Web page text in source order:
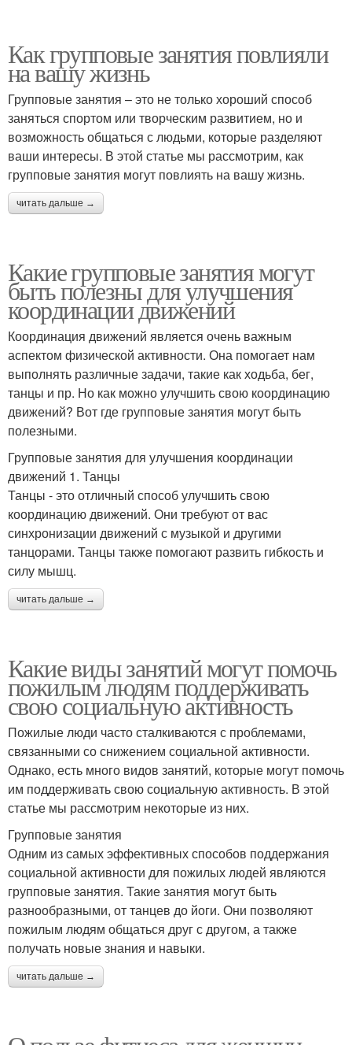
Как групповые занятия повлияли
на вашу жизнь
Групповые занятия – это не только хороший способ
заняться спортом или творческим развитием, но и
возможность общаться с людьми, которые разделяют
ваши интересы. В этой статье мы рассмотрим, как
групповые занятия могут повлиять на вашу жизнь.
читать дальше →
Какие групповые занятия могут
быть полезны для улучшения
координации движений
Координация движений является очень важным
аспектом физической активности. Она помогает нам
выполнять различные задачи, такие как ходьба, бег,
танцы и пр. Но как можно улучшить свою координацию
движений? Вот где групповые занятия могут быть
полезными.
Групповые занятия для улучшения координации
движений 1. Танцы
Танцы - это отличный способ улучшить свою
координацию движений. Они требуют от вас
синхронизации движений с музыкой и другими
танцорами. Танцы также помогают развить гибкость и
силу мышц.
читать дальше →
Какие виды занятий могут помочь
пожилым людям поддерживать
свою социальную активность
Пожилые люди часто сталкиваются с проблемами,
связанными со снижением социальной активности.
Однако, есть много видов занятий, которые могут помочь
им поддерживать свою социальную активность. В этой
статье мы рассмотрим некоторые из них.
Групповые занятия
Одним из самых эффективных способов поддержания
социальной активности для пожилых людей являются
групповые занятия. Такие занятия могут быть
разнообразными, от танцев до йоги. Они позволяют
пожилым людям общаться друг с другом, а также
получать новые знания и навыки.
читать дальше →